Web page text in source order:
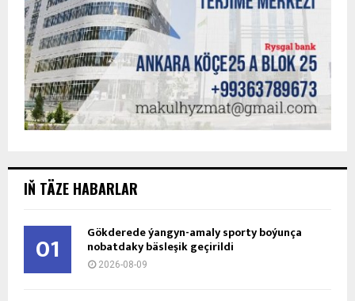
IŇ TÄZE HABARLAR
01 Gökderede ýangyn-amaly sporty boýunça
nobatdaky bäsleşik geçirildi
2026-08-09